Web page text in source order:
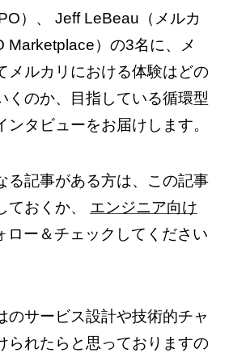
）、 Jeff LeBeau（メルカ
Marketplace）の3名に、メ
メルカリにおける体験はどの
くのか、目指している循環型
ンタビューをお届けします。
る記事がある方は、この記事
ておくか、 エンジニア向け
ロー＆チェックしてください
のサービス設計や技術的チャ
られたらと思っておりますの